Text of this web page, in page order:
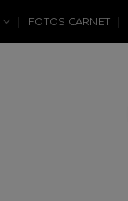
FOTOS CARNET